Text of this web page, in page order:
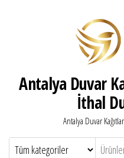
Antalya Duvar
İthal
Antalya Duvar